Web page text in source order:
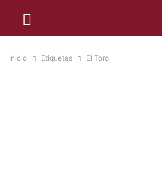
Inicio Etiquetas El Toro